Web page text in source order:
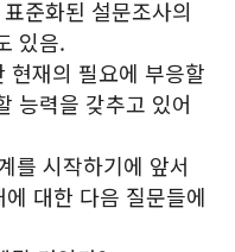
준화된 설문조사의
있음.
현재의 필요에 부응할
능력을 갖추고 있어
시작하기에 앞서
대한 다음 질문들에